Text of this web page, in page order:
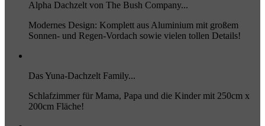
Alpha Dachzelt von The Bush Company...
Modernes Design: Komplett aus Aluminium mit großem
Sonnen- und Regen-Vordach sowie vielen tollen Details!
Das Yuna-Dachzelt Family...
Schlafzimmer für Mama, Papa und die Kinder mit 250cm x
200cm Fläche!